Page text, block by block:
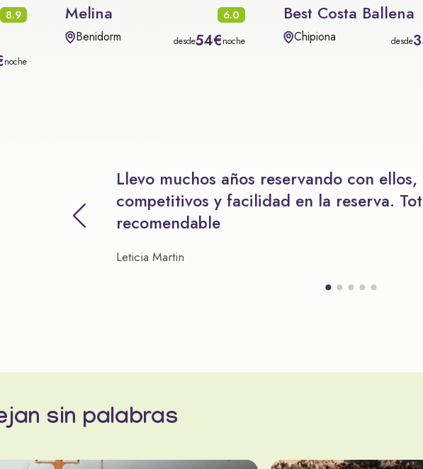
8.9
noche
Melina 6.0
Benidorm desde54€noche
Best Costa Ballena
Chipiona desde
Llevo muchos años reservando con
competitivos y facilidad en la reserva.
recomendable
Leticia Martin
sin palabras